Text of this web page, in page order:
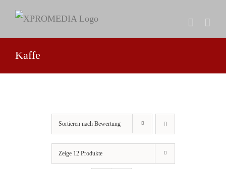
Zum
Kaffe
Sortieren nach Bewertung
Zeige 12 Produkte